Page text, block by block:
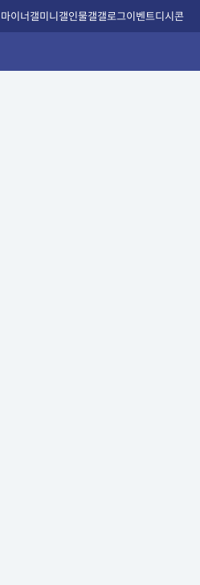
마이너갤미니갤인물갤갤로그이벤트디시콘